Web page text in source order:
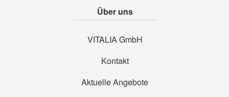
Über uns
VITALIA GmbH
Kontakt
Aktuelle Angebote